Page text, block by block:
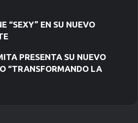
“SEXY” EN SU NUEVO
PRESENTA SU NUEVO
“TRANSFORMANDO LA